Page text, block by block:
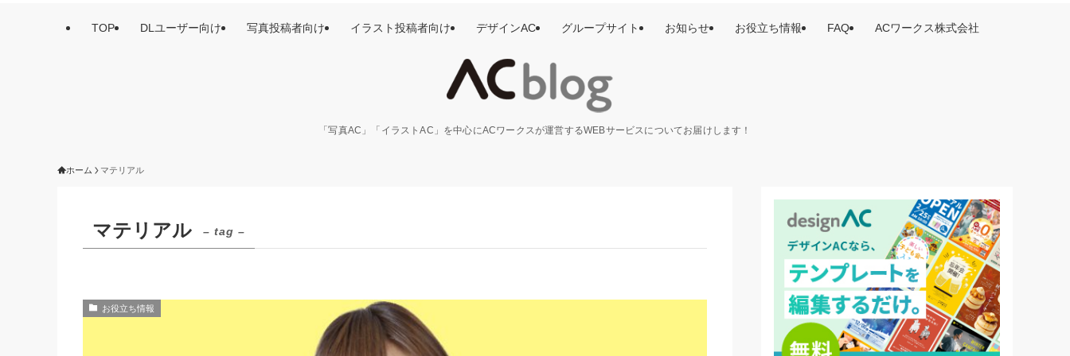
「写真AC」「イラストAC」を中心にACワークスが運営するWEBサービスについてお届けします！
TOP DLユーザー向け 写真投稿者向け イラスト投稿者向け デザインAC グループサイト お知らせ お役立ち情報 FAQ ACワークス株式会社
ホーム マテリアル
マテリアル – tag –
お役立ち情報